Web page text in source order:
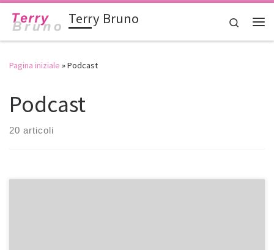
Passa al contenutoTerry Bruno
Search
Pagina iniziale »Podcast
Podcast
20 articoli